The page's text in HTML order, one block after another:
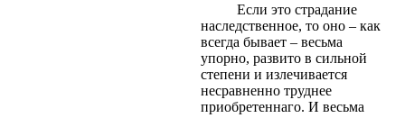
Если это страдание
наследственное, то оно – как
всегда бывает – весьма
упорно, развито в сильной
степени и излечивается
несравненно труднее
приобретеннаго. И весьма